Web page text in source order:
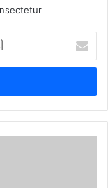
بريدك
الإلكتروني